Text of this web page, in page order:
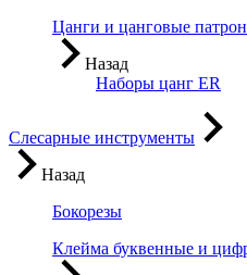
Цанги и цанговые
Назад
Наборы цанг ER
Слесарные инструменты
Назад
Бокорезы
Клейма буквенные и